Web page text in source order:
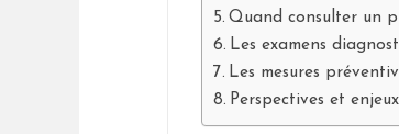
Quand consulter un
Les examens
Les mesures
Perspectives et